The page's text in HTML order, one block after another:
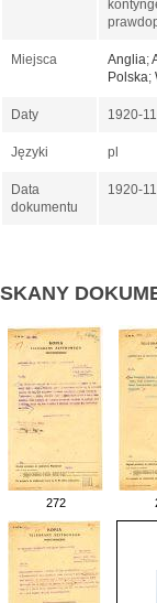
Miejsca Anglia;
Polska;
Daty 1920-
Języki pl
Data
dokumentu
1920-
SKANY
272